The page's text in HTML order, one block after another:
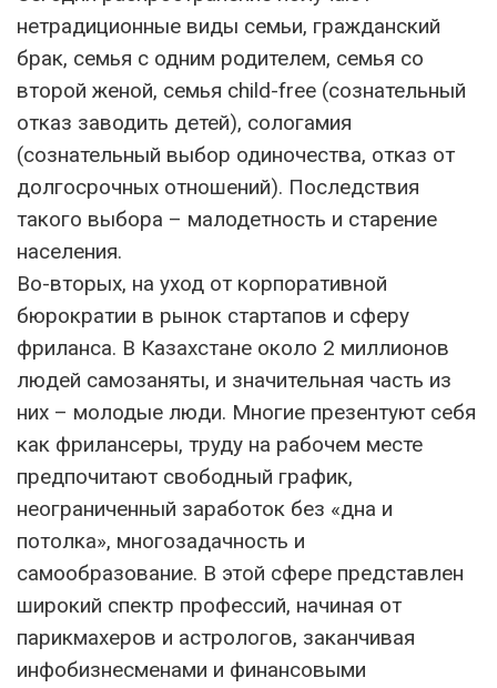
нетрадиционные виды семьи, гражданский
брак, семья с одним родителем, семья со
второй женой, семья child-free (сознательный
отказ заводить детей), сологамия
(сознательный выбор одиночества, отказ от
долгосрочных отношений). Последствия
такого выбора – малодетность и старение
населения.
Во-вторых, на уход от корпоративной
бюрократии в рынок стартапов и сферу
фриланса. В Казахстане около 2 миллионов
людей самозаняты, и значительная часть из
них – молодые люди. Многие презентуют себя
как фрилансеры, труду на рабочем месте
предпочитают свободный график,
неограниченный заработок без «дна и
потолка», многозадачность и
самообразование. В этой сфере представлен
широкий спектр профессий, начиная от
парикмахеров и астрологов, заканчивая
инфобизнесменами и финансовыми